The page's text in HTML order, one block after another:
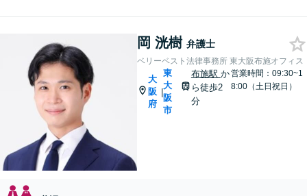
岡 洸樹 弁護士
ベリーベスト法律事務所 東大阪布施オフィス
大
阪
府
|
東
大
阪
市
布施駅 か
ら徒歩2
分
営業時間：09:30~1
8:00（土日祝日）